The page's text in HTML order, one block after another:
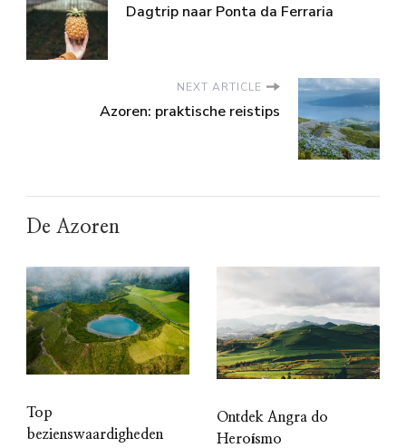
Dagtrip naar Ponta da Ferraria
NEXT ARTICLE
Azoren: praktische reistips
De Azoren
Top
bezienswaardigheden
Ontdek Angra do
Heroísmo